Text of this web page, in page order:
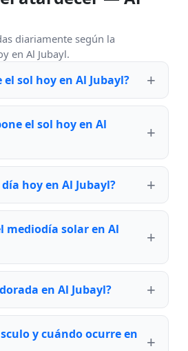
diariamente según la
en Al Jubayl.
el sol hoy en Al Jubayl?
el sol hoy en Al
hoy en Al Jubayl?
mediodía solar en Al
en Al Jubayl?
y cuándo ocurre en